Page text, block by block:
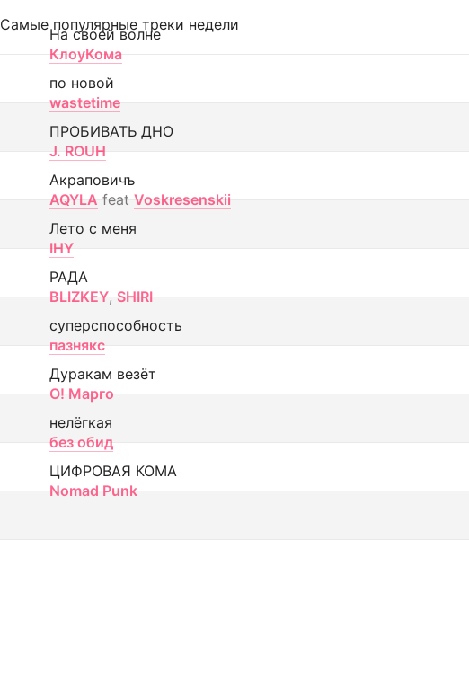
Самые популярные треки недели
На своей волне
КлоуКома
по новой
wastetime
ПРОБИВАТЬ ДНО
J. ROUH
Акраповичъ
AQYLA feat Voskresenskii
Лето с меня
IHY
РАДА
BLIZKEY, SHIRI
суперспособность
пазнякс
Дуракам везёт
О! Марго
нелёгкая
без обид
ЦИФРОВАЯ КОМА
Nomad Punk